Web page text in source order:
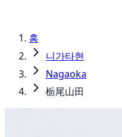
홈
니가타현
Nagaoka
栃尾山田